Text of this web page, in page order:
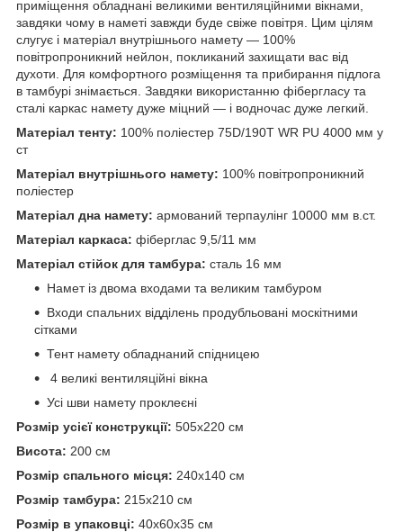
приміщення обладнані великими вентиляційними вікнами,
завдяки чому в наметі завжди буде свіже повітря. Цим цілям
слугує і матеріал внутрішнього намету — 100%
повітропроникний нейлон, покликаний захищати вас від
духоти. Для комфортного розміщення та прибирання підлога
в тамбурі знімається. Завдяки використанню фібергласу та
сталі каркас намету дуже міцний — і водночас дуже легкий.
Матеріал тенту: 100% поліестер 75D/190T WR PU 4000 мм у
ст
Матеріал внутрішнього намету: 100% повітропроникний
поліестер
Матеріал дна намету: армований терпаулінг 10000 мм в.ст.
Матеріал каркаса: фіберглас 9,5/11 мм
Матеріал стійок для тамбура: сталь 16 мм
Намет із двома входами та великим тамбуром
Входи спальних відділень продубльовані москітними
сітками
Тент намету обладнаний спідницею
4 великі вентиляційні вікна
Усі шви намету проклеєні
Розмір усієї конструкції: 505х220 см
Висота: 200 см
Розмір спального місця: 240х140 см
Розмір тамбура: 215х210 см
Розмір в упаковці: 40x60x35 см